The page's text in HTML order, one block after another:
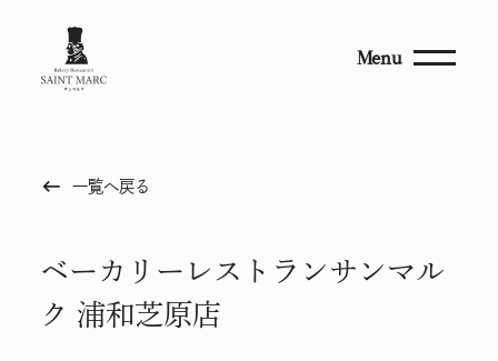
Menu
keyboard_backspace 一覧へ戻る
ベーカリーレストランサンマル
ク 浦和芝原店